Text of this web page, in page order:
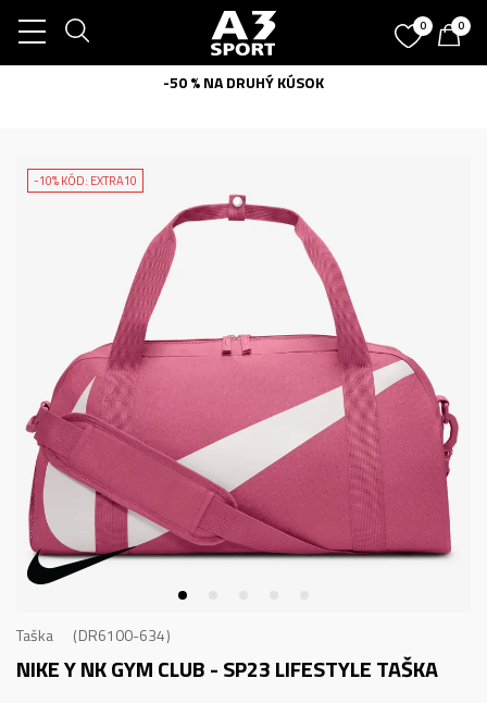
0 0
-50 % NA DRUHÝ KÚSOK
-10% KÓD: EXTRA10
Taška DR6100-634
NIKE Y NK GYM CLUB - SP23LIFESTYLE TAŠKA